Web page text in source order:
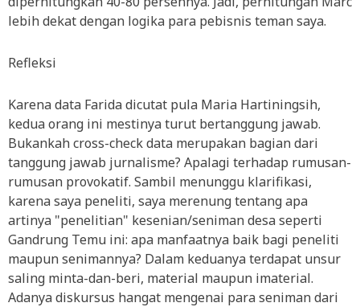
lebih dekat dengan logika para pebisnis teman saya.
Refleksi
Karena data Farida dicutat pula Maria Hartiningsih,
kedua orang ini mestinya turut bertanggung jawab.
Bukankah cross-check data merupakan bagian dari
tanggung jawab jurnalisme? Apalagi terhadap rumusan-
rumusan provokatif. Sambil menunggu klarifikasi,
karena saya peneliti, saya merenung tentang apa
artinya "penelitian" kesenian/seniman desa seperti
Gandrung Temu ini: apa manfaatnya baik bagi peneliti
maupun senimannya? Dalam keduanya terdapat unsur
saling minta-dan-beri, material maupun imaterial.
Adanya diskursus hangat mengenai para seniman dari